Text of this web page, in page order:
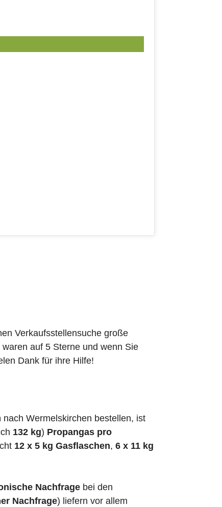
Verkaufsstellensuche große
auf 5 Sterne und wenn Sie
Dank für ihre Hilfe!
Wermelskirchen bestellen, ist
132 kg) Propangas pro
12 x 5 kg Gasflaschen, 6 x 11 kg
Nachfrage bei den
Nachfrage) liefern vor allem